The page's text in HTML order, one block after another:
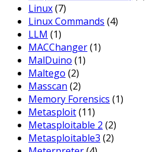
Linux(7)
Linux Commands (4)
LLM (1)
MACChanger(1)
MalDuino (1)
Maltego (2)
Masscan (2)
Memory Forensics (1)
Metasploit(11)
Metasploitable 2 (2)
Metasploitable3 (2)